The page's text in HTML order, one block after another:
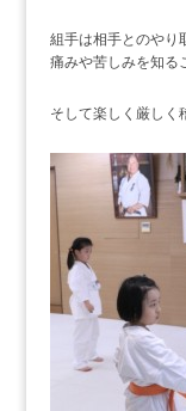
組手は相手とのやり
痛みや苦しみを知る
そして楽しく厳しく